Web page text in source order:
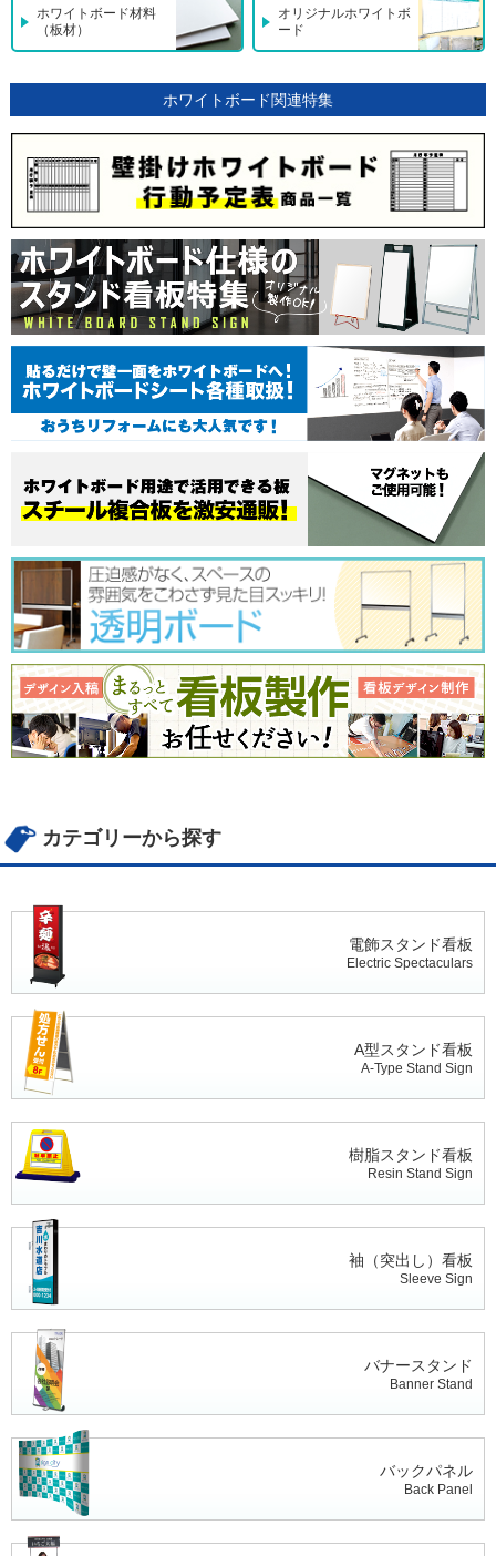
ホワイトボード材料
（板材）
オリジナルホワイトボ
ード
ホワイトボード関連特集
カテゴリーから探す
電飾スタンド看板
Electric Spectaculars
A型スタンド看板
A-Type Stand Sign
樹脂スタンド看板
Resin Stand Sign
袖（突出し）看板
Sleeve Sign
バナースタンド
Banner Stand
バックパネル
Back Panel